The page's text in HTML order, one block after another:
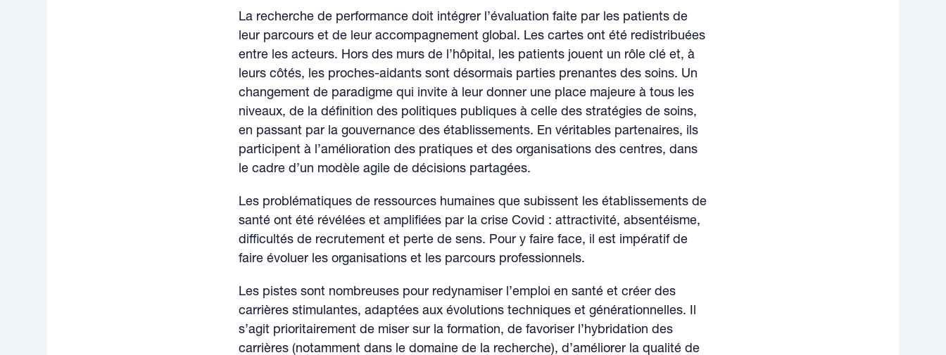
La recherche de performance doit intégrer l’évaluation faite par les patients de
leur parcours et de leur accompagnement global. Les cartes ont été redistribuées
entre les acteurs. Hors des murs de l’hôpital, les patients jouent un rôle clé et, à
leurs côtés, les proches-aidants sont désormais parties prenantes des soins. Un
changement de paradigme qui invite à leur donner une place majeure à tous les
niveaux, de la définition des politiques publiques à celle des stratégies de soins,
en passant par la gouvernance des établissements. En véritables partenaires, ils
participent à l’amélioration des pratiques et des organisations des centres, dans
le cadre d’un modèle agile de décisions partagées.
Les problématiques de ressources humaines que subissent les établissements de
santé ont été révélées et amplifiées par la crise Covid : attractivité, absentéisme,
difficultés de recrutement et perte de sens. Pour y faire face, il est impératif de
faire évoluer les organisations et les parcours professionnels.
Les pistes sont nombreuses pour redynamiser l’emploi en santé et créer des
carrières stimulantes, adaptées aux évolutions techniques et générationnelles. Il
s’agit prioritairement de miser sur la formation, de favoriser l’hybridation des
carrières (notamment dans le domaine de la recherche), d’améliorer la qualité de